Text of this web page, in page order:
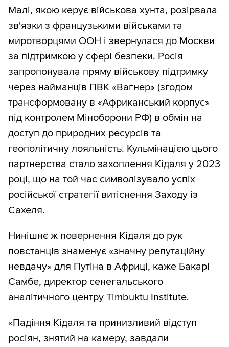
Малі, якою керує військова хунта, розірвала
зв'язки з французькими військами та
миротворцями ООН і звернулася до Москви
за підтримкою у сфері безпеки. Росія
запропонувала пряму військову підтримку
через найманців ПВК «Вагнер» (згодом
трансформовану в «Африканський корпус»
під контролем Міноборони РФ) в обмін на
доступ до природних ресурсів та
геополітичну лояльність. Кульмінацією цього
партнерства стало захоплення Кідаля у 2023
році, що на той час символізувало успіх
російської стратегії витіснення Заходу із
Сахеля.
Нинішнє ж повернення Кідаля до рук
повстанців знаменує «значну репутаційну
невдачу» для Путіна в Африці, каже Бакарі
Самбе, директор сенегальського
аналітичного центру Timbuktu Institute.
«Падіння Кідаля та принизливий відступ
росіян, знятий на камеру, завдали